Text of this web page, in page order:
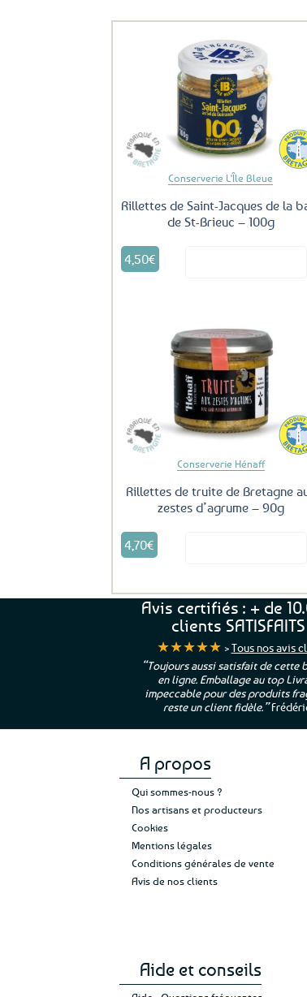
Conserverie L'Île Bleue
Rillettes de Saint-Jacques de la
de St-Brieuc – 100g
4,50€
Conserverie Hénaff
Rillettes de truite de Bretagne
zestes d’agrume – 90g
4,70€
Avis certifiés : + de
clients SATISFAITS
★★★★★ >Tous nos avis
“Toujours aussi satisfait de cette
en ligne. Emballage au top
impeccable pour des produits
reste un client fidèle.”
A propos
Qui sommes-nous ?
Nos artisans et producteurs
Cookies
Mentions légales
Conditions générales de vente
Avis de nos clients
Aide et conseils